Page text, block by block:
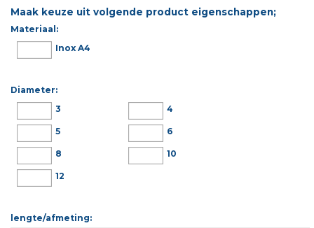
Maak keuze uit volgende product eigenschappen;
Materiaal:
Inox A4
Diameter:
3
4
5 6
8 10
12
lengte/afmeting: